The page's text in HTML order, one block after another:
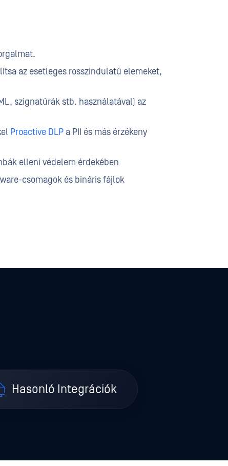
az esetleges rosszindulatú elemeket,
szignatúrák stb. használatával) az
Proactive DLP a PII és más érzékeny
elleni védelem érdekében
csomagok és bináris fájlok
Hasonló Integrációk